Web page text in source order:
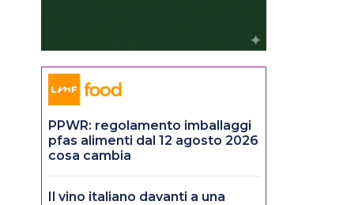
PPWR: regolamento imballaggi
pfas alimenti dal 12 agosto 2026
cosa cambia
Il vino italiano davanti a una